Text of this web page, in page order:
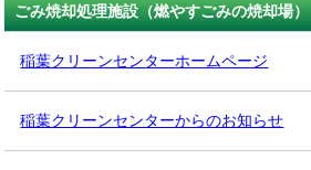
ごみ焼却処理施設（燃やすごみの焼却場）
稲葉クリーンセンターホームページ
稲葉クリーンセンターからのお知らせ